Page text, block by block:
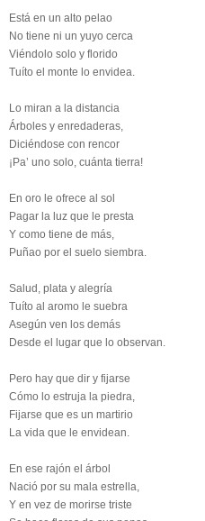
Está en un alto pelao
No tiene ni un yuyo cerca
Viéndolo solo y florido
Tuíto el monte lo envidea.
Lo miran a la distancia
Árboles y enredaderas,
Diciéndose con rencor
¡Pa’ uno solo, cuánta tierra!
En oro le ofrece al sol
Pagar la luz que le presta
Y como tiene de más,
Puñao por el suelo siembra.
Salud, plata y alegría
Tuíto al aromo le suebra
Asegún ven los demás
Desde el lugar que lo observan.
Pero hay que dir y fijarse
Cómo lo estruja la piedra,
Fijarse que es un martirio
La vida que le envidean.
En ese rajón el árbol
Nació por su mala estrella,
Y en vez de morirse triste